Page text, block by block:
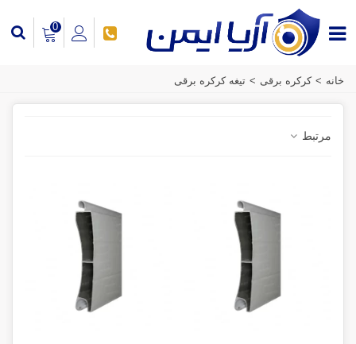
0
خانه > کرکره برقی > تیغه کرکره برقی
مرتبط